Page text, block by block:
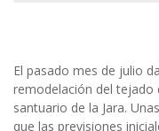
El pasado mes de julio
remodelación del tejado
santuario de la Jara.
que las previsiones